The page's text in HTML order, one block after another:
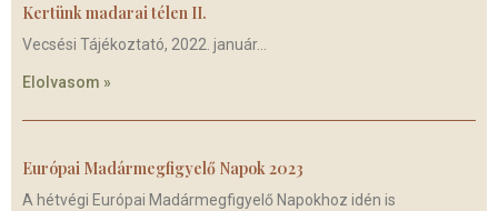
Kertünk madarai télen II.
Vecsési Tájékoztató, 2022. január
Elolvasom »
Európai Madármegfigyelő Napok 2023
A hétvégi Európai Madármegfigyelő Napokhoz idén is